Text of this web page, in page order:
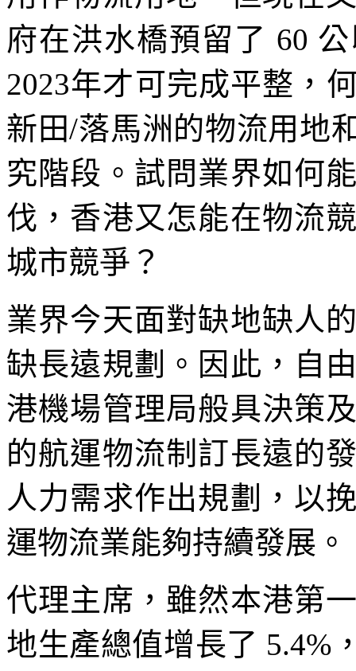
府在洪水橋預留了 60
2023年才可完成平整，
新田/落馬洲的物流用地
究階段。試問業界如何
伐，香港又怎能在物流
城市競爭？
業界今天面對缺地缺人
缺長遠規劃。因此，自
港機場管理局般具決策
的航運物流制訂長遠的
人力需求作出規劃，以
運物流業能夠持續發展。
代理主席，雖然本港第
地生產總值增長了 5.4%